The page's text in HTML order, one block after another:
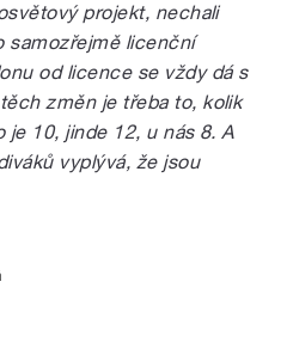
projekt, nechali
samozřejmě licenční
od licence se vždy dá s
změn je třeba to, kolik
10, jinde 12, u nás 8. A
vyplývá, že jsou